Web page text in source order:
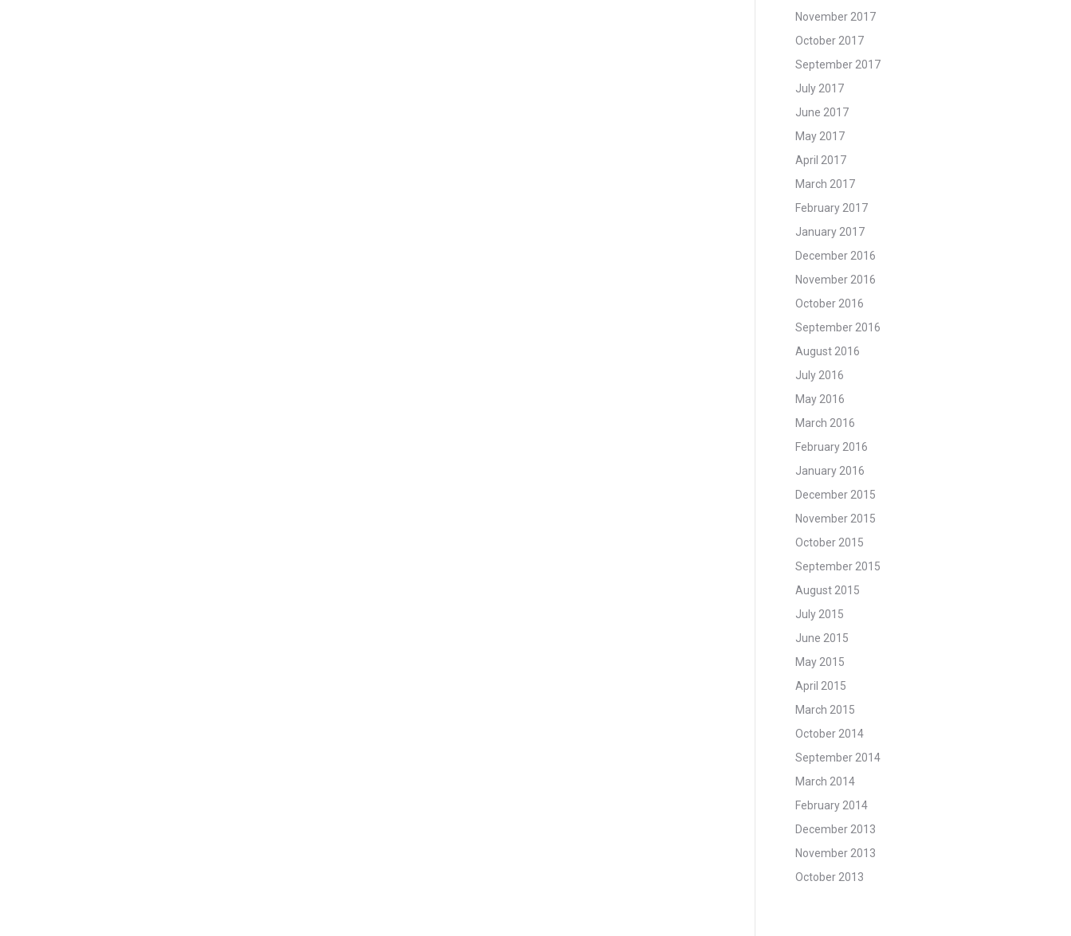
November 2017
October 2017
September 2017
July 2017
June 2017
May 2017
April 2017
March 2017
February 2017
January 2017
December 2016
November 2016
October 2016
September 2016
August 2016
July 2016
May 2016
March 2016
February 2016
January 2016
December 2015
November 2015
October 2015
September 2015
August 2015
July 2015
June 2015
May 2015
April 2015
March 2015
October 2014
September 2014
March 2014
February 2014
December 2013
November 2013
October 2013